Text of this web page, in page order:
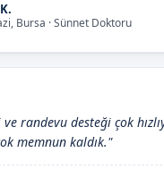
Bursa · Sünnet Doktoru
randevu desteği çok
memnun kaldık."